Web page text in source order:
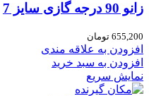
زانو 90 درجه گازی سایز 7
655,200 تومان
افزودن به علاقه مندی
افزودن به سبد خرید
نمایش سریع